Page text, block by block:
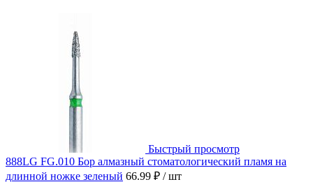
Быстрый просмотр
888LG FG.010 Бор алмазный стоматологический пламя на
длинной ножке зеленый 66.99 ₽ / шт